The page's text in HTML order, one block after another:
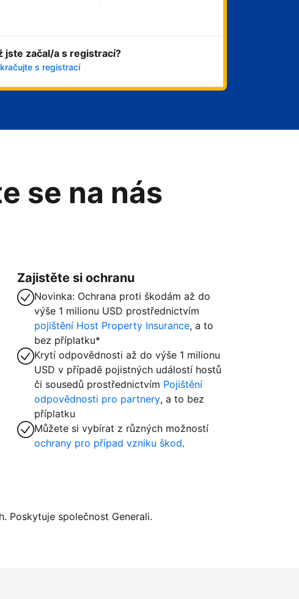
Začít hned
jste začal/a s registrací?
s registrací
se na nás
Zajistěte si ochranu
Novinka: Ochrana proti škodám až do
výše 1 milionu USD prostřednictvím
pojištění Host Property Insurance, a to
bez příplatku*
Krytí odpovědnosti až do výše 1 milionu
USD v případě pojistných událostí hostů
či sousedů prostřednictvím Pojištění
odpovědnosti pro partnery, a to bez
příplatku
Můžete si vybírat z různých možností
ochrany pro případ vzniku škod.
Poskytuje společnost Generali.